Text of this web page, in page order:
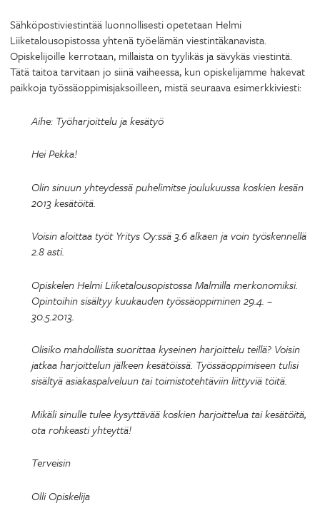
Sähköpostiviestintää luonnollisesti opetetaan Helmi
Liiketalousopistossa yhtenä työelämän viestintäkanavista.
Opiskelijoille kerrotaan, millaista on tyylikäs ja sävykäs viestintä.
Tätä taitoa tarvitaan jo siinä vaiheessa, kun opiskelijamme hakevat
paikkoja työssäoppimisjaksoilleen, mistä seuraava esimerkkiviesti:
Aihe: Työharjoittelu ja kesätyö
Hei Pekka!
Olin sinuun yhteydessä puhelimitse joulukuussa koskien kesän
2013 kesätöitä.
Voisin aloittaa työt Yritys Oy:ssä 3.6 alkaen ja voin työskennellä
2.8 asti.
Opiskelen Helmi Liiketalousopistossa Malmilla merkonomiksi.
Opintoihin sisältyy kuukauden työssäoppiminen 29.4. –
30.5.2013.
Olisiko mahdollista suorittaa kyseinen harjoittelu teillä? Voisin
jatkaa harjoittelun jälkeen kesätöissä. Työssäoppimiseen tulisi
sisältyä asiakaspalveluun tai toimistotehtäviin liittyviä töitä.
Mikäli sinulle tulee kysyttävää koskien harjoittelua tai kesätöitä,
ota rohkeasti yhteyttä!
Terveisin
Olli Opiskelija